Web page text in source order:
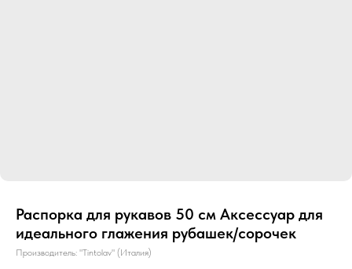
Распорка для рукавов 50 см Аксессуар для
идеального глажения рубашек/сорочек
Производитель: "Tintolav" (Италия)